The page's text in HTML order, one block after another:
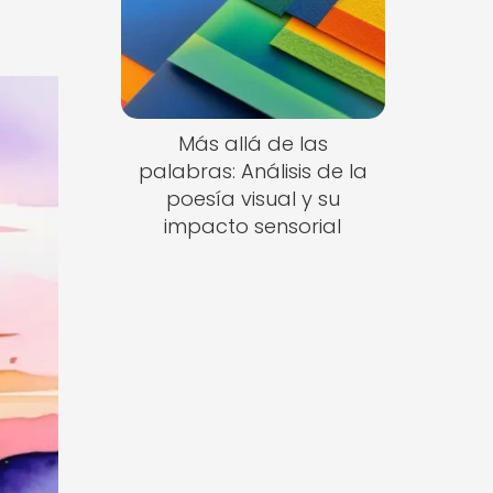
Más allá de las
palabras: Análisis de la
poesía visual y su
impacto sensorial